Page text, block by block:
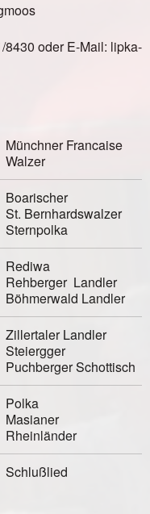
8430 oder E-Mail: lipka-
Münchner Francaise
Walzer
Boarischer
St. Bernhardswalzer
Sternpolka
Rediwa
Rehberger Landler
Böhmerwald Landler
Zillertaler Landler
Steiergger
Puchberger Schottisch
Polka
Masianer
Rheinländer
Schlußlied